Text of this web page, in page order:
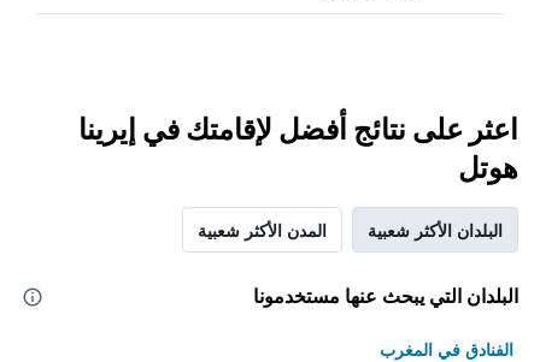
اعثر على نتائج أفضل لإقامتك في إيرينا
هوتل
البلدان الأكثر شعبية المدن الأكثر شعبية
البلدان التي يبحث عنها مستخدمونا
الفنادق في المغرب